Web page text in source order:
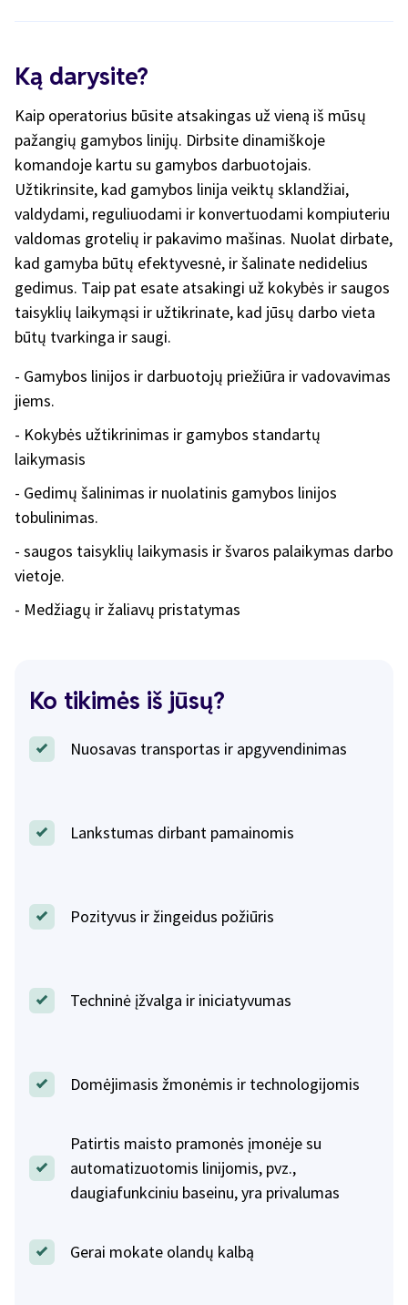
Ką darysite?
Kaip operatorius būsite atsakingas už vieną iš mūsų
pažangių gamybos linijų. Dirbsite dinamiškoje
komandoje kartu su gamybos darbuotojais.
Užtikrinsite, kad gamybos linija veiktų sklandžiai,
valdydami, reguliuodami ir konvertuodami kompiuteriu
valdomas grotelių ir pakavimo mašinas. Nuolat dirbate,
kad gamyba būtų efektyvesnė, ir šalinate nedidelius
gedimus. Taip pat esate atsakingi už kokybės ir saugos
taisyklių laikymąsi ir užtikrinate, kad jūsų darbo vieta
būtų tvarkinga ir saugi.
- Gamybos linijos ir darbuotojų priežiūra ir vadovavimas
jiems.
- Kokybės užtikrinimas ir gamybos standartų
laikymasis
- Gedimų šalinimas ir nuolatinis gamybos linijos
tobulinimas.
- saugos taisyklių laikymasis ir švaros palaikymas darbo
vietoje.
- Medžiagų ir žaliavų pristatymas
Ko tikimės iš jūsų?
Nuosavas transportas ir apgyvendinimas
Lankstumas dirbant pamainomis
Pozityvus ir žingeidus požiūris
Techninė įžvalga ir iniciatyvumas
Domėjimasis žmonėmis ir technologijomis
Patirtis maisto pramonės įmonėje su
automatizuotomis linijomis, pvz.,
daugiafunkciniu baseinu, yra privalumas
Gerai mokate olandų kalbą